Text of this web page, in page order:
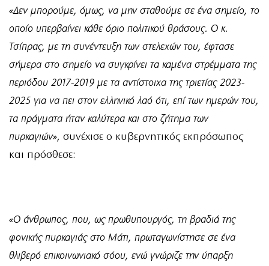
«Δεν μπορούμε, όμως, να μην σταθούμε σε ένα σημείο, το
οποίο υπερβαίνει κάθε όριο πολιτικού θράσους. Ο κ.
Τσίπρας, με τη συνέντευξη των στελεχών του, έφτασε
σήμερα στο σημείο να συγκρίνει τα καμένα στρέμματα της
περιόδου 2017-2019 με τα αντίστοιχα της τριετίας 2023-
2025 για να πει στον ελληνικό λαό ότι, επί των ημερών του,
τα πράγματα ήταν καλύτερα και στο ζήτημα των
πυρκαγιών», συνέχισε ο κυβερνητικός εκπρόσωπος
και πρόσθεσε:
«Ο άνθρωπος, που, ως πρωθυπουργός, τη βραδιά της
φονικής πυρκαγιάς στο Μάτι, πρωταγωνίστησε σε ένα
θλιβερό επικοινωνιακό σόου, ενώ γνώριζε την ύπαρξη